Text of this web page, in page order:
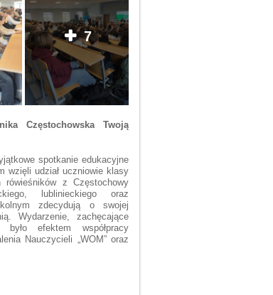
7
Częstochowska Twoją
spotkanie edukacyjne
wzięli udział uczniowie klasy
z Częstochowy
lublinieckiego oraz
zdecydują o swojej
Wydarzenie, zachęcające
efektem współpracy
Nauczycieli „WOM” oraz